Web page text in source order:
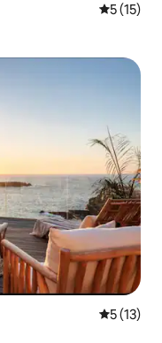
5 de uma
5 (15)
5 de uma
5 (13)